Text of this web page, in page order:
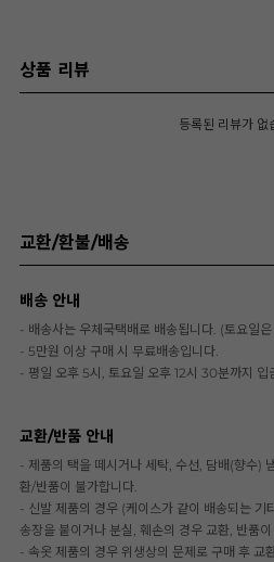
상품 리뷰
등록된 리뷰가 없
교환/환불/배송
배송 안내
- 배송사는 우체국택배로 배송됩니다. (토요일
- 5만원 이상 구매 시 무료배송입니다.
- 평일 오후 5시, 토요일 오후 12시 30분까지 입
교환/반품 안내
- 제품의 택을 떼시거나 세탁, 수선, 담배(향수)
환/반품이 불가합니다.
- 신발 제품의 경우 (케이스가 같이 배송되는 기
송장을 붙이거나 분실, 훼손의 경우 교환, 반품이
- 속옷 제품의 경우 위생상의 문제로 구매 후 교